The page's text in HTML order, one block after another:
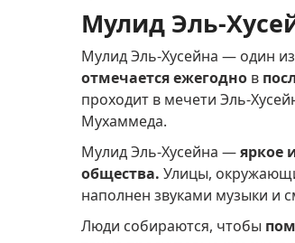
Мулид Эль-
Мулид Эль-Хусейна — один
отмечается ежегодно в
проходит в мечети Эль-
Мухаммеда.
Мулид Эль-Хусейна —яркое
общества. Улицы,
наполнен звуками музыки и
Люди собираются, чтобы